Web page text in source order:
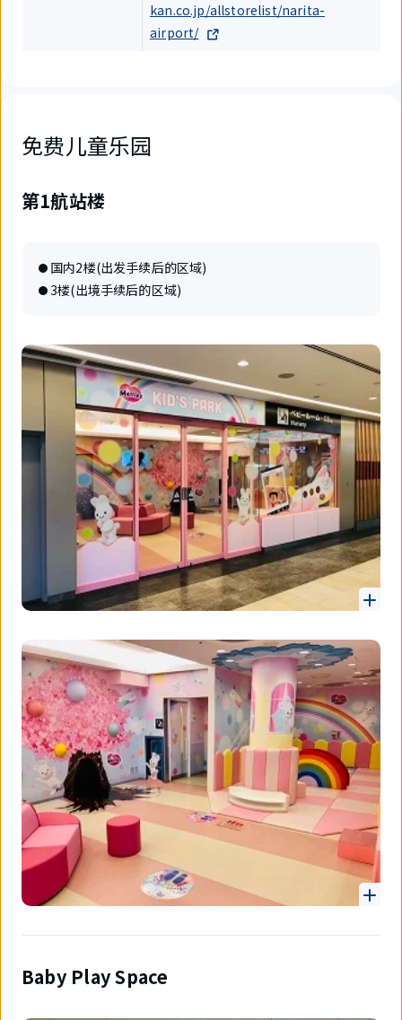
kan.co.jp/allstorelist/narita-
airport/
免费儿童乐园
第1航站楼
国内2楼(出发手续后的区域)
3楼(出境手续后的区域)
Baby Play Space